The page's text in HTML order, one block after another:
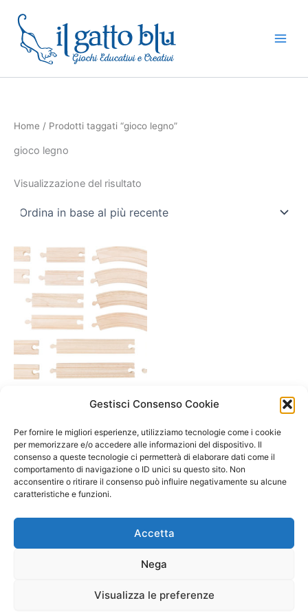
Gestisci Consenso Cookie
Per fornire le migliori esperienze, utilizziamo tecnologie come i cookie
per memorizzare e/o accedere alle informazioni del dispositivo. Il
consenso a queste tecnologie ci permetterà di elaborare dati come il
comportamento di navigazione o ID unici su questo sito. Non
acconsentire o ritirare il consenso può influire negativamente su alcune
caratteristiche e funzioni.
Accetta
Nega
Visualizza le preferenze
contenuto
Home / Prodotti taggati “gioco legno”
gioco legno
Visualizzazione del risultato
Binari per ferrovie in un set
universale da 24 pz. -Small
foot-
26,50€
Select options
Copyright © 2026 Il Gatto Blu Giochi educativi Montessori e